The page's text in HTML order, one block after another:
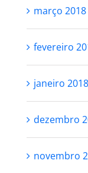
março 2018
fevereiro
janeiro 2018
dezembro
novembro